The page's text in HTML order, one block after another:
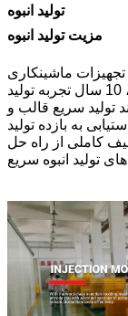
تولید انبوه
مزیت تولید انبوه
با بیش از 500 تجهیزات ماشینکاری CNC پرسرعت ، با دقت بالا و
تجهیزات قالب گیری تزریقی کلاس جهانی ، 10 سال تجربه تولید
تولید سریع قالب و
به بازده تولید
کاملی از راه حل